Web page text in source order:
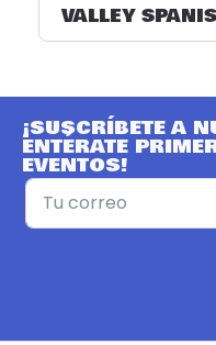
VALLEY
¡SUSCRÍBETE A
ENTÉRATE
EVENTOS!